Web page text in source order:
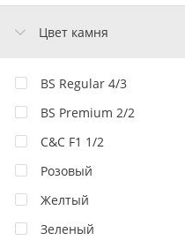
Цвет камня
BS Regular 4/3
BS Premium 2/2
C&C F1 1/2
Розовый
Желтый
Зеленый